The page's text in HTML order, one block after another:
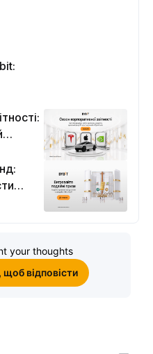
на
your thoughts
щоб відповісти